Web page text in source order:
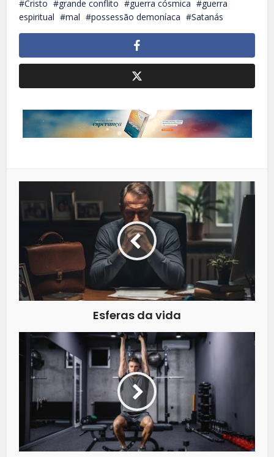
Cristo grande conflito guerra cósmica
guerra
espiritual
mal possessão demoníaca Satanás
Esferas da vida